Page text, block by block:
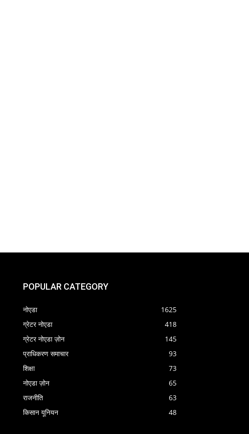
POPULAR CATEGORY
नोएडा
1625
ग्रेटर नोएडा
418
ग्रेटर नोएडा ज़ोन
145
प्राधिकरण समाचार
93
शिक्षा
73
नोएडा ज़ोन
65
राजनीति
63
किसान यूनियन
48